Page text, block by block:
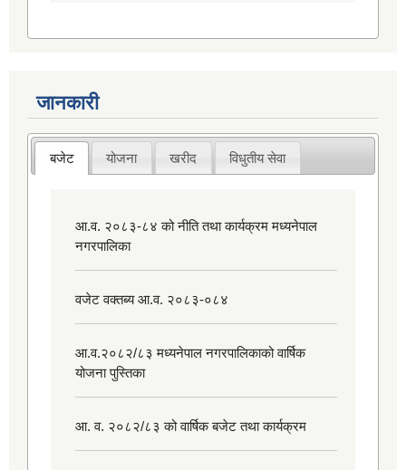
जानकारी
बजेट योजना खरीद विधुतीय सेवा
आ.व. २०८३-८४ को नीति तथा कार्यक्रम मध्यनेपाल
नगरपालिका
वजेट वक्तब्य आ.व. २०८३-०८४
आ.व.२०८२/८३ मध्यनेपाल नगरपालिकाको वार्षिक
योजना पुस्तिका
आ. व. २०८२/८३ को वार्षिक बजेट तथा कार्यक्रम